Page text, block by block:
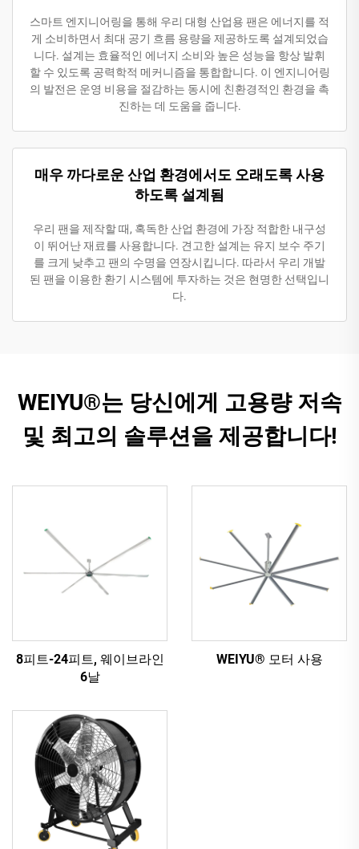
스마트 엔지니어링을 통해 우리 대형 산업용 팬은 에너지를 적
게 소비하면서 최대 공기 흐름 용량을 제공하도록 설계되었습
니다. 설계는 효율적인 에너지 소비와 높은 성능을 항상 발휘
할 수 있도록 공력학적 메커니즘을 통합합니다. 이 엔지니어링
의 발전은 운영 비용을 절감하는 동시에 친환경적인 환경을 촉
진하는 데 도움을 줍니다.
매우 까다로운 산업 환경에서도 오래도록 사용
하도록 설계됨
우리 팬을 제작할 때, 혹독한 산업 환경에 가장 적합한 내구성
이 뛰어난 재료를 사용합니다. 견고한 설계는 유지 보수 주기
를 크게 낮추고 팬의 수명을 연장시킵니다. 따라서 우리 개발
된 팬을 이용한 환기 시스템에 투자하는 것은 현명한 선택입니
다.
WEIYU®는 당신에게 고용량 저속
및 최고의 솔루션을 제공합니다!
8피트-24피트, 웨이브라인
6날
WEIYU® 모터 사용